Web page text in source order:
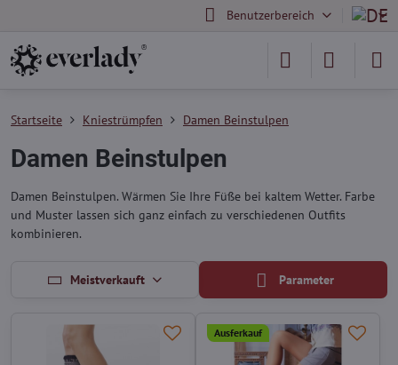
Benutzerbereich
Startseite Kniestrümpfen Damen Beinstulpen
Damen Beinstulpen
Damen Beinstulpen. Wärmen Sie Ihre Füße bei kaltem Wetter. Farbe
und Muster lassen sich ganz einfach zu verschiedenen Outfits
kombinieren.
Meistverkauft Parameter
Ausferkauf